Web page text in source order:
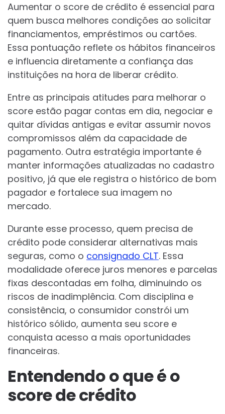
Aumentar o score de crédito é essencial para
quem busca melhores condições ao solicitar
financiamentos, empréstimos ou cartões.
Essa pontuação reflete os hábitos financeiros
e influencia diretamente a confiança das
instituições na hora de liberar crédito.
Entre as principais atitudes para melhorar o
score estão pagar contas em dia, negociar e
quitar dívidas antigas e evitar assumir novos
compromissos além da capacidade de
pagamento. Outra estratégia importante é
manter informações atualizadas no cadastro
positivo, já que ele registra o histórico de bom
pagador e fortalece sua imagem no
mercado.
Durante esse processo, quem precisa de
crédito pode considerar alternativas mais
seguras, como o consignado CLT. Essa
modalidade oferece juros menores e parcelas
fixas descontadas em folha, diminuindo os
riscos de inadimplência. Com disciplina e
consistência, o consumidor constrói um
histórico sólido, aumenta seu score e
conquista acesso a mais oportunidades
financeiras.
Entendendo o que é o
score de crédito